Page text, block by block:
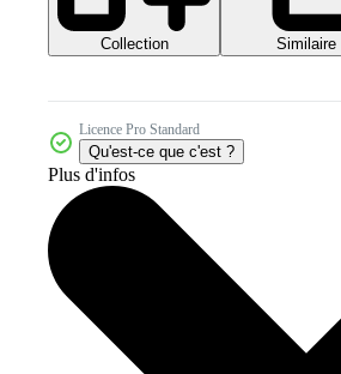
Collection Similaire
Licence Pro Standard
Qu'est-ce que c'est ?
Plus d'infos